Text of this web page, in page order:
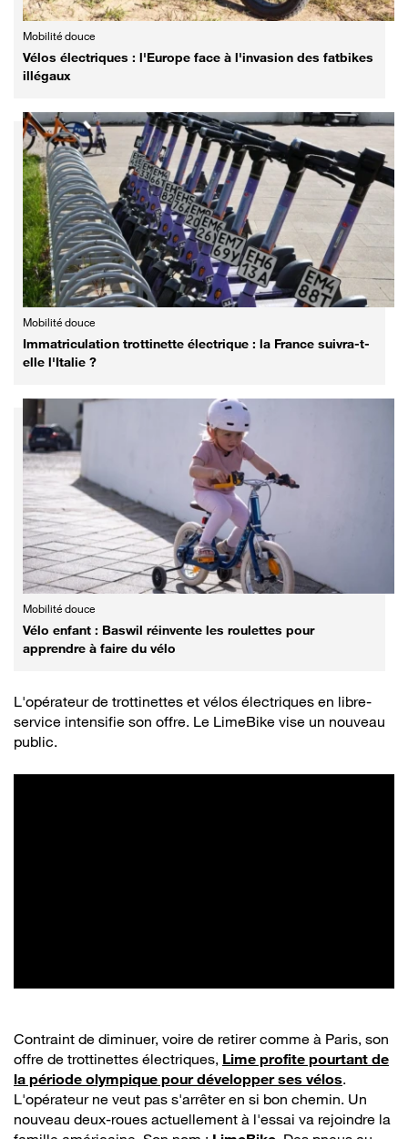
Mobilité douce
Vélos électriques : l'Europe face à l'invasion des fatbikes
illégaux
Mobilité douce
Immatriculation trottinette électrique : la France suivra-t-
elle l'Italie ?
Mobilité douce
Vélo enfant : Baswil réinvente les roulettes pour
apprendre à faire du vélo
L'opérateur de trottinettes et vélos électriques en libre-
service intensifie son offre. Le LimeBike vise un nouveau
public.
Contraint de diminuer, voire de retirer comme à Paris, son
offre de trottinettes électriques, Lime profite pourtant de
la période olympique pour développer ses vélos.
L'opérateur ne veut pas s'arrêter en si bon chemin. Un
nouveau deux-roues actuellement à l'essai va rejoindre la